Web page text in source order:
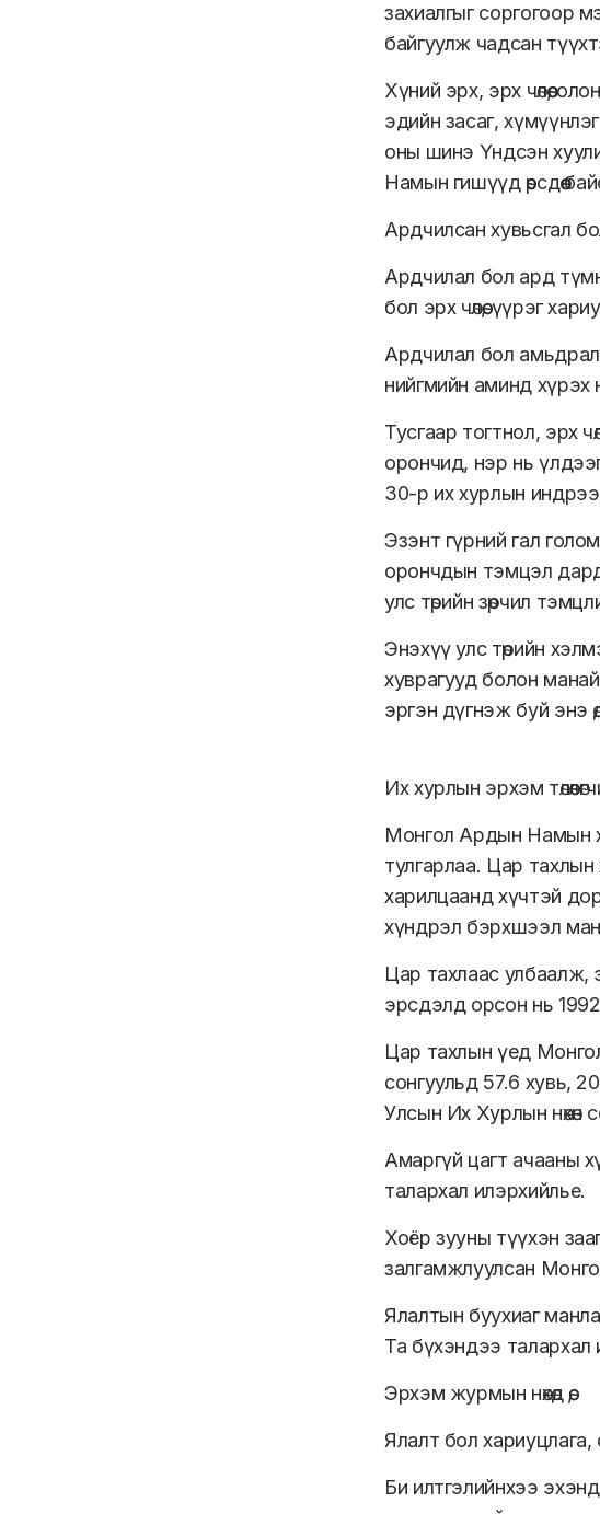
захиалгыг соргогоор
байгуулж чадсан
Хүний эрх, эрх чөлөө,
эдийн засаг,
оны шинэ Үндсэн
Намын гишүүд өөрсдөө
Ардчилсан хувьсгал
Ардчилал бол ард
бол эрх чөлөө, үүрэг
Ардчилал бол
нийгмийн аминд хүрэх
Тусгаар тогтнол, эрх
орончид, нэр нь
30-р их хурлын
Эзэнт гүрний гал
орончдын тэмцэл
улс төрийн зөрчил
Энэхүү улс төрийн
хуврагууд болон манай
эргэн дүгнэж буй энэ
Их хурлын эрхэм
Монгол Ардын Намын
тулгарлаа. Цар
харилцаанд хүчтэй
хүндрэл бэрхшээл
Цар тахлаас улбаалж,
эрсдэлд орсон нь
Цар тахлын үед
сонгуульд 57.6 хувь,
Улсын Их Хурлын
Амаргүй цагт ачааны
талархал илэрхийлье.
Хоёр зууны түүхэн
залгамжлуулсан
Ялалтын буухиаг
Та бүхэндээ талархал
Эрхэм журмын нөхөд өө,
Ялалт бол
Би илтгэлийнхээ